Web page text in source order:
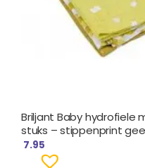
Briljant Baby hydrofiele
stuks – stippenprint
7.95